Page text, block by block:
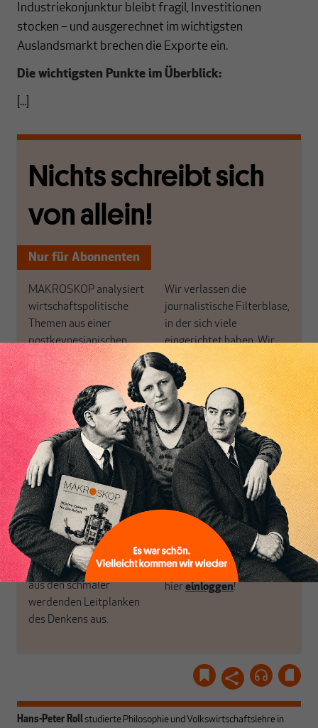
Inhaltsverzeichnis
Industriekonjunktur bleibt fragil, Investitionen
stocken – und ausgerechnet im wichtigsten
Auslandsmarkt brechen die Exporte ein.
Die wichtigsten Punkte im Überblick:
[...]
Nichts schreibt sich
von allein!
Nur für Abonnenten
MAKROSKOP analysiert
wirtschaftspolitische
Themen aus einer
postkeynesianischen
Perspektive und ist damit
in Deutschland einzigartig.
MAKROSKOP steht für
das große Ganze. Wir
haben einen Blick auf
Geld, Wirtschaft und
Politik, den Sie so
woanders nicht finden.
Dabei leben wir von
unseren Autoren, ihren
Recherchen, ihrem Wissen
und ihrem Enthusiasmus.
Gemeinsam scheren wir
aus den schmaler
werdenden Leitplanken
des Denkens aus.
Wir verlassen die
journalistische Filterblase,
in der sich viele
eingerichtet haben. Wir
öffnen Fenster und
bringen frische Luft in die
engen und verstaubten
Debattenräume.
Brauchen Sie auch frische
Luft? Dann folgen Sie
einfach dem Button.
ABONNIEREN SIE
MAKROSKOP
Schon Abonnent? Dann
hiereinloggen!
Hans-Peter Roll studierte Philosophie und Volkswirtschaftslehre in